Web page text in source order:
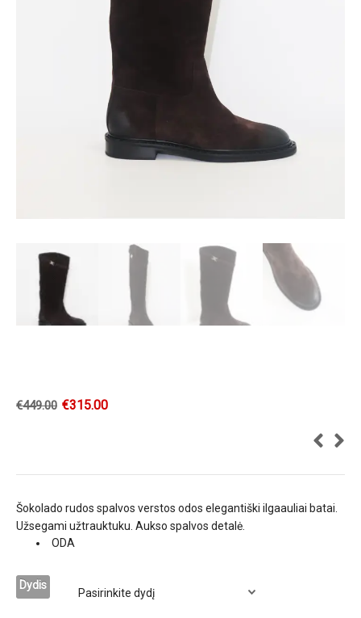
€449.00 €315.00
Šokolado rudos spalvos verstos odos elegantiški ilgaauliai batai.
Užsegami užtrauktuku. Aukso spalvos detalė.
ODA
Dydis